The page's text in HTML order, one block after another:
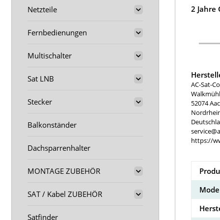
2 Jahre
AC-Sat-
52074
https://
Netzteile
Fernbedienungen
Multischalter
Sat LNB
Stecker
Balkonständer
Dachsparrenhalter
MONTAGE ZUBEHÖR
SAT / Kabel ZUBEHÖR
Satfinder